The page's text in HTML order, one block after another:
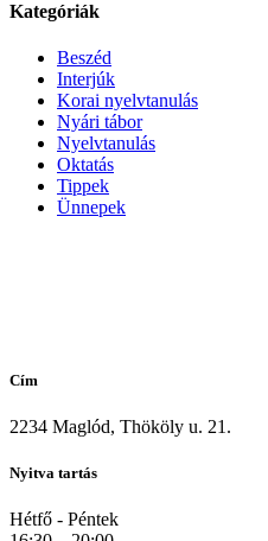
Kategóriák
Beszéd
Interjúk
Korai nyelvtanulás
Nyári tábor
Nyelvtanulás
Oktatás
Tippek
Ünnepek
Cím
2234 Maglód, Thököly u. 21.
Nyitva tartás
Hétfő - Péntek